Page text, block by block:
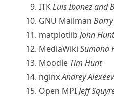
ITKLuis Ibanez and
GNU Mailman
matplotlib John
MediaWiki Sumana
Moodle Tim Hunt
nginxAndrey Alexeev
Open MPIJeff